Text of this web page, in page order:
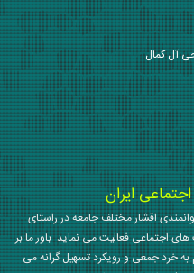
ایران
اقشار مختلف جامعه در راستای
اجتماعی فعالیت می نماید. باور ما بر
خرد جمعی و رویکرد تسهیل گرانه می